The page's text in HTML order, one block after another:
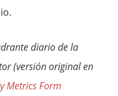
diario de la
(versión original en
Metrics Form